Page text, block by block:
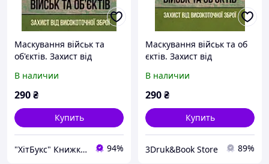
Маскування військ та
об'єктів. Захист від
В наличии
290₴
Купить
"ХітБукс" Книжковий iнтернет-магазин 94%
Маскування військ та об
єктів. Захист від
В наличии
290₴
Купить
3Druk&Book Store 89%